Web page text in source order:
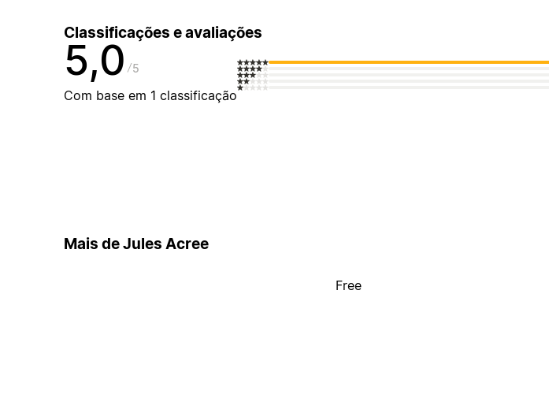
Classificações e avaliações
5,0 5
Com base em 1 classificação
Mais de Jules Acree
Free